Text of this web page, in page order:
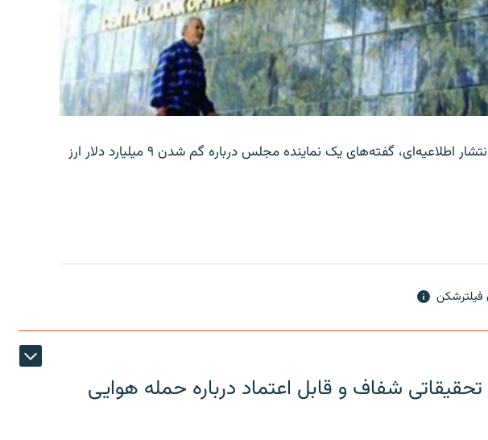
بانک مرکزی ایران روز جمعه با انتشار اطلاعیه‌ای، گفته‌های یک نماینده مجلس درباره گم شدن ۹ میلیارد دلار ارز
شفاف و قابل اعتماد درباره حمله هوایی